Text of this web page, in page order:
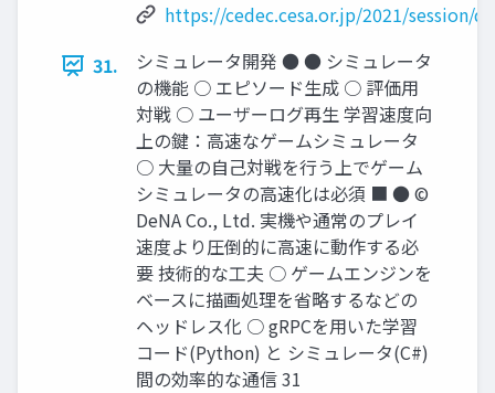
https://cedec.cesa.or.jp/2021/session/
31.
シミュレータ開発 ● ● シミュレータ
の機能 ○ エピソード生成 ○ 評価用
対戦 ○ ユーザーログ再生 学習速度向
上の鍵：高速なゲームシミュレータ
○ 大量の自己対戦を行う上でゲーム
シミュレータの高速化は必須 ■ ● ©
DeNA Co., Ltd. 実機や通常のプレイ
速度より圧倒的に高速に動作する必
要 技術的な工夫 ○ ゲームエンジンを
ベースに描画処理を省略するなどの
ヘッドレス化 ○ gRPCを用いた学習
コード(Python) と シミュレータ(C#)
間の効率的な通信 31